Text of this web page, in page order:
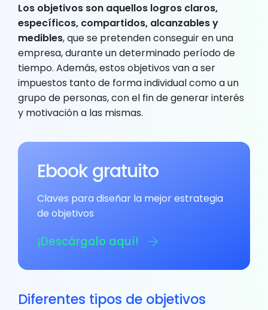
Los objetivos son aquellos logros claros,
específicos, compartidos, alcanzables y
medibles, que se pretenden conseguir en una
empresa, durante un determinado período de
tiempo. Además, estos objetivos van a ser
impuestos tanto de forma individual como a un
grupo de personas, con el fin de generar interés
y motivación a las mismas.
Ebook gratuito
Claves para diseñar la mejor estrategia
de objetivos
¡Descárgalo aquí!
Diferentes tipos de objetivos